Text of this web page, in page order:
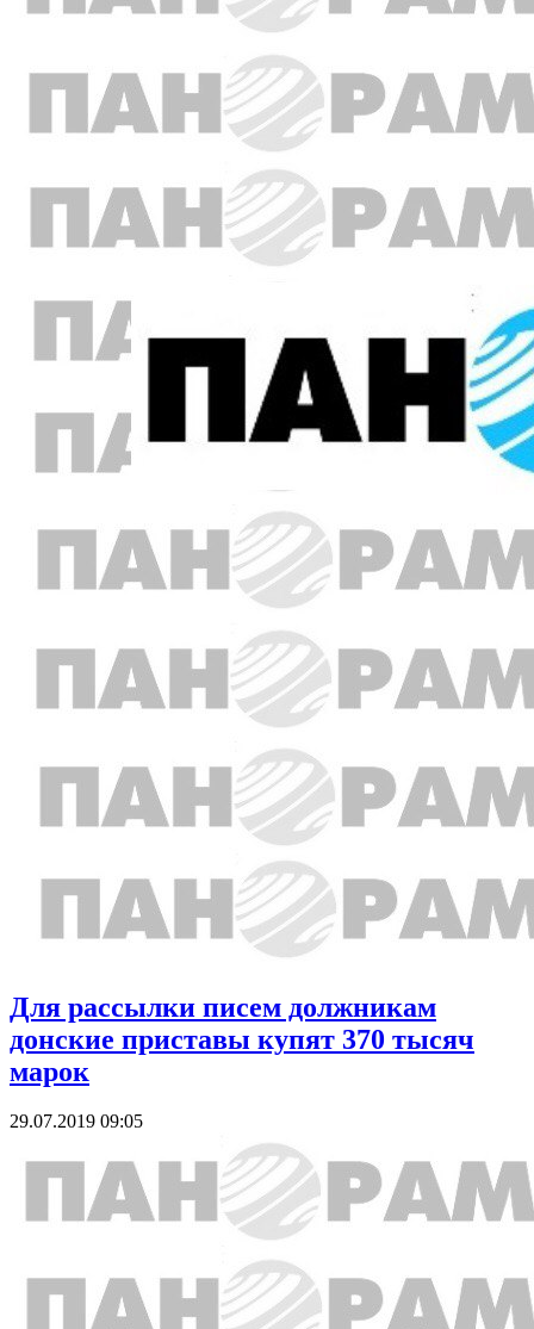
Для рассылки писем должникам
донские приставы купят 370 тысяч
марок
29.07.2019 09:05